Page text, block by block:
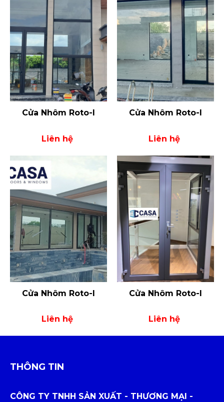
Cửa Nhôm Roto-I
Liên hệ
Cửa Nhôm Roto-I
Liên hệ
Cửa Nhôm Roto-I
Liên hệ
Cửa Nhôm Roto-I
Liên hệ
THÔNG TIN
CÔNG TY TNHH SẢN XUẤT - THƯƠNG MẠI -